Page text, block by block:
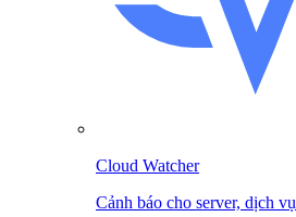
Cloud Watcher
Cảnh báo cho server, dịch vụ